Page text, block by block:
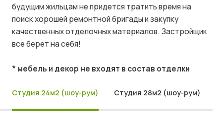
будущим жильцам не придется тратить время на
поиск хорошей ремонтной бригады и закупку
качественных отделочных материалов. Застройщик
все берет на себя!
* мебель и декор не входят в состав отделки
Студия 24м2 (шоу-рум) Студия 28м2 (шоу-рум)